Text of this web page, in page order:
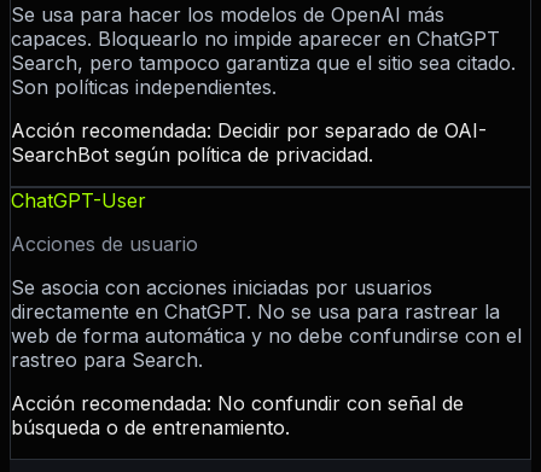
Se usa para hacer los modelos de OpenAI más
capaces. Bloquearlo no impide aparecer en ChatGPT
Search, pero tampoco garantiza que el sitio sea citado.
Son políticas independientes.
Acción recomendada: Decidir por separado de OAI-
SearchBot según política de privacidad.
ChatGPT-User
Acciones de usuario
Se asocia con acciones iniciadas por usuarios
directamente en ChatGPT. No se usa para rastrear la
web de forma automática y no debe confundirse con el
rastreo para Search.
Acción recomendada: No confundir con señal de
búsqueda o de entrenamiento.